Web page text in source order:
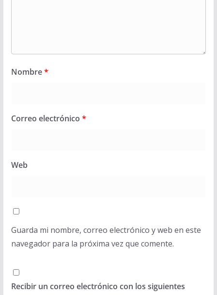
Nombre*
Correo electrónico *
Web
Guarda mi nombre, correo electrónico y web en este
navegador para la próxima vez que comente.
Recibir un correo electrónico con los siguientes